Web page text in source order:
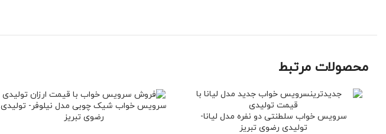
محصولات مرتبط
سرویس خواب سلطنتی دو نفره مدل لیانا-
تولیدی رضوی تبریز
سرویس خواب شیک چوبی مدل نیلوفر- تولیدی
رضوی تبریز